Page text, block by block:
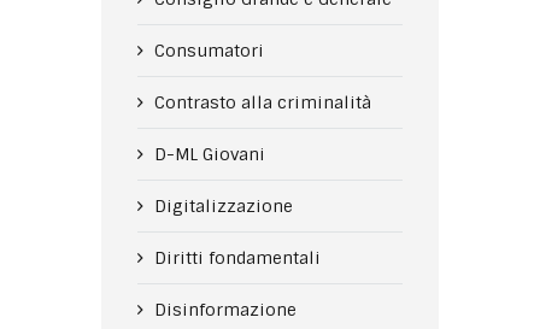
Consumatori
Contrasto alla criminalità
D-ML Giovani
Digitalizzazione
Diritti fondamentali
Disinformazione